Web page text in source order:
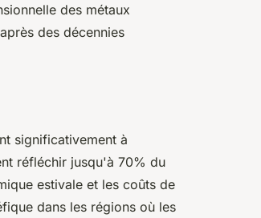
des métaux
des décennies
significativement à
réfléchir jusqu'à 70% du
estivale et les coûts de
dans les régions où les